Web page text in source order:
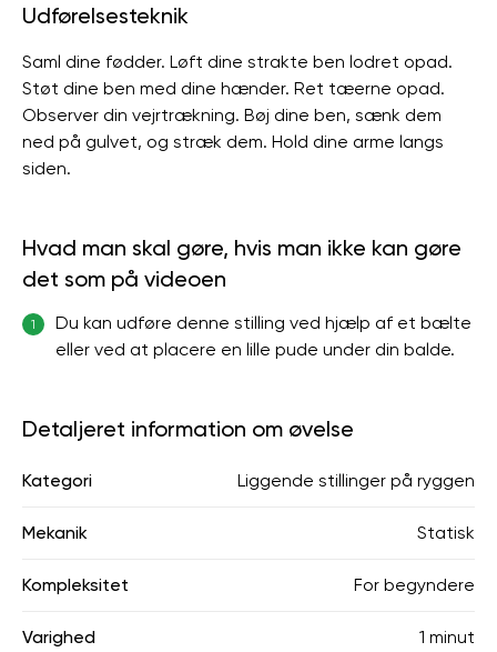
Udførelsesteknik
Saml dine fødder. Løft dine strakte ben lodret opad.
Støt dine ben med dine hænder. Ret tæerne opad.
Observer din vejrtrækning. Bøj dine ben, sænk dem
ned på gulvet, og stræk dem. Hold dine arme langs
siden.
Hvad man skal gøre, hvis man ikke kan gøre
det som på videoen
1
Du kan udføre denne stilling ved hjælp af et bælte
eller ved at placere en lille pude under din balde.
Detaljeret information om øvelse
Kategori Liggende stillinger på ryggen
Mekanik Statisk
Kompleksitet For begyndere
Varighed 1 minut